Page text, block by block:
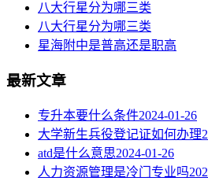
八大行星分为哪三类
八大行星分为哪三类
星海附中是普高还是职高
最新文章
专升本要什么条件2024-01-26
大学新生兵役登记证如何办理
atd是什么意思2024-01-26
人力资源管理是冷门专业吗